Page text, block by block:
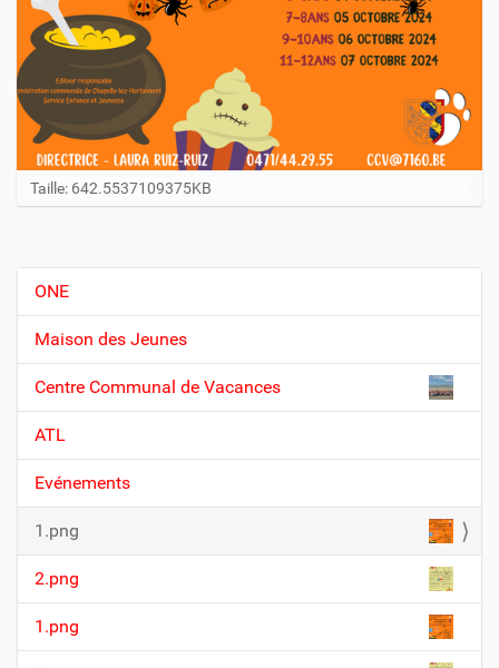
C
l
e
z
p
o
u
r
m
e
Taille: 642.5537109375KB
N
a
v
i
g
a
t
i
n
ONE
Maison des Jeunes
Centre Communal de Vacances
ATL
Evénements
1.png
2.png
1.png